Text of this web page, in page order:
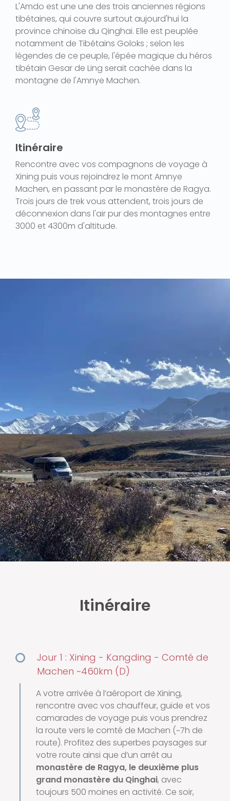
L'Amdo est une une des trois anciennes régions
tibétaines, qui couvre surtout aujourd'hui la
province chinoise du Qinghai. Elle est peuplée
notamment de Tibétains Goloks ; selon les
légendes de ce peuple, l'épée magique du héros
tibétain Gesar de Ling serait cachée dans la
montagne de l'Amnye Machen.
Itinéraire
Rencontre avec vos compagnons de voyage à
Xining puis vous rejoindrez le mont Amnye
Machen, en passant par le monastère de Ragya.
Trois jours de trek vous attendent, trois jours de
déconnexion dans l'air pur des montagnes entre
3000 et 4300m d'altitude.
Itinéraire
Jour 1 : Xining - Kangding - Comté de
Machen ~460km (D)
A votre arrivée à l’aéroport de Xining,
rencontre avec vos chauffeur, guide et vos
camarades de voyage puis vous prendrez
la route vers le comté de Machen (~7h de
route). Profitez des superbes paysages sur
votre route ainsi que d’un arrêt au
monastère de Ragya, le deuxième plus
grand monastère du Qinghai, avec
toujours 500 moines en activité. Ce soir,